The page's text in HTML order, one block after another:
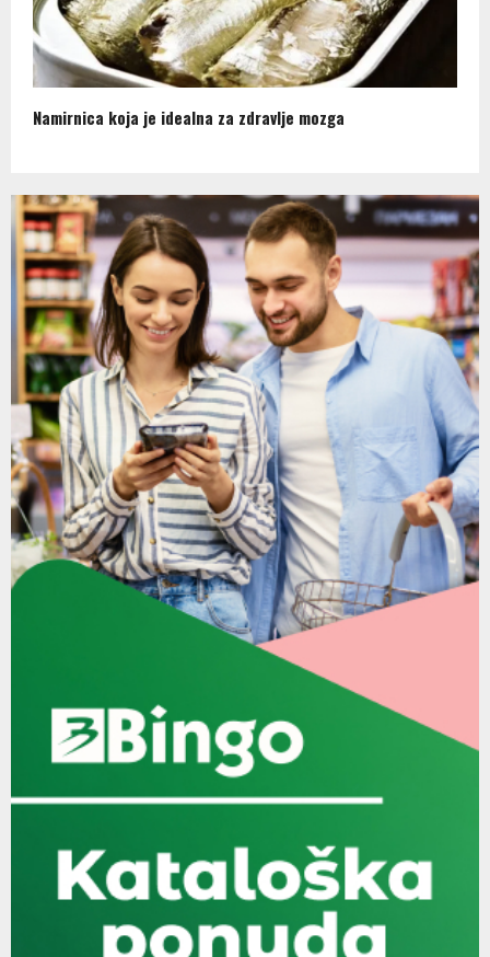
Namirnica koja je idealna za zdravlje mozga